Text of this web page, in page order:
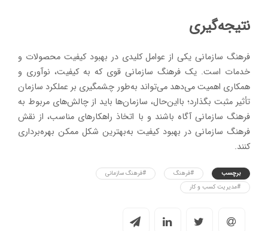
نتیجه‌گیری
فرهنگ سازمانی یکی از عوامل کلیدی در بهبود کیفیت محصولات و
خدمات است. یک فرهنگ سازمانی قوی که به کیفیت، نوآوری و
همکاری اهمیت می‌دهد می‌تواند به‌طور چشمگیری بر عملکرد سازمان
تأثیر مثبت بگذارد؛ بااین‌حال، سازمان‌ها باید از چالش‌های مربوط به
فرهنگ سازمانی آگاه باشند و با اتخاذ راهکارهای مناسب، از نقش
فرهنگ سازمانی در بهبود کیفیت به‌بهترین شکل ممکن بهره‌برداری
کنند.
برچسب #فرهنگ
#فرهنگ سازمانی
#مدیریت کسب و کار